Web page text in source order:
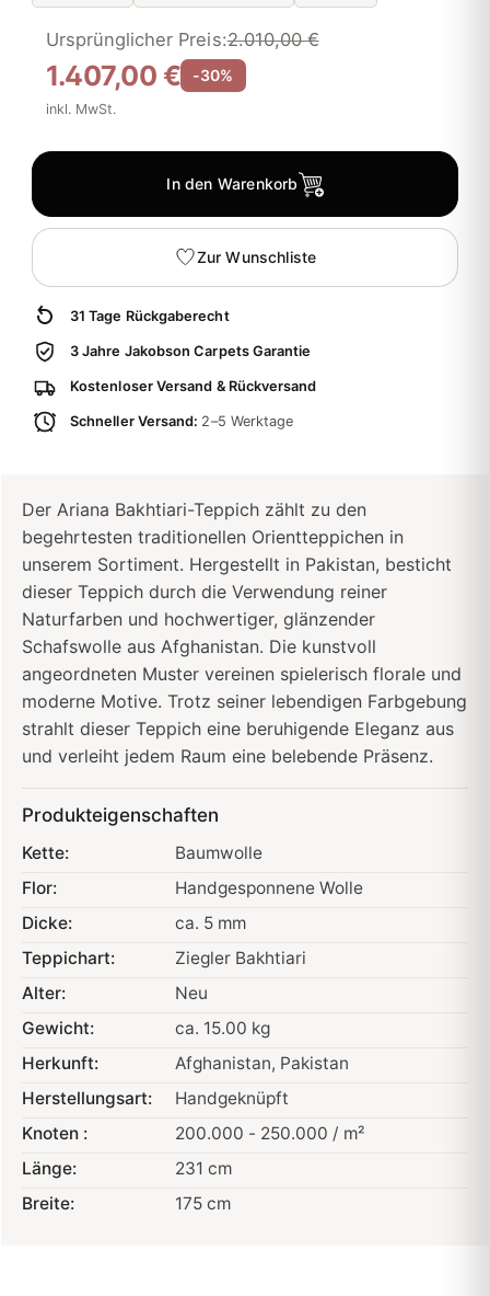
1.407,00 €
Ursprünglicher Preis:2.010,00 €
-30%
inkl. MwSt.
In den Warenkorb
Zur Wunschliste
31 Tage Rückgaberecht
3 Jahre Jakobson Carpets Garantie
Kostenloser Versand & Rückversand
Schneller Versand: 2–5 Werktage
Der Ariana Bakhtiari-Teppich zählt zu den
begehrtesten traditionellen Orientteppichen in
unserem Sortiment. Hergestellt in Pakistan, besticht
dieser Teppich durch die Verwendung reiner
Naturfarben und hochwertiger, glänzender
Schafswolle aus Afghanistan. Die kunstvoll
angeordneten Muster vereinen spielerisch florale und
moderne Motive. Trotz seiner lebendigen Farbgebung
strahlt dieser Teppich eine beruhigende Eleganz aus
und verleiht jedem Raum eine belebende Präsenz.
Produkteigenschaften
Kette:
Baumwolle
Flor:
Handgesponnene Wolle
Dicke:
ca. 5 mm
Teppichart:
Ziegler Bakhtiari
Alter:
Neu
Gewicht:
ca. 15.00 kg
Herkunft:
Afghanistan, Pakistan
Herstellungsart:
Handgeknüpft
Knoten :
200.000 - 250.000 / m²
Länge:
231 cm
Breite:
175 cm